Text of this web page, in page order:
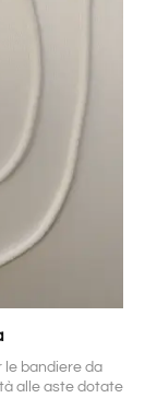
le bandiere da
alle aste dotate